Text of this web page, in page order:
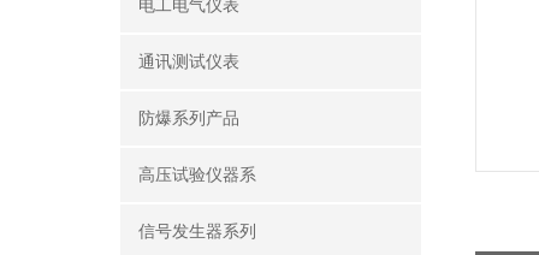
电工电气仪表
通讯测试仪表
防爆系列产品
高压试验仪器系
信号发生器系列